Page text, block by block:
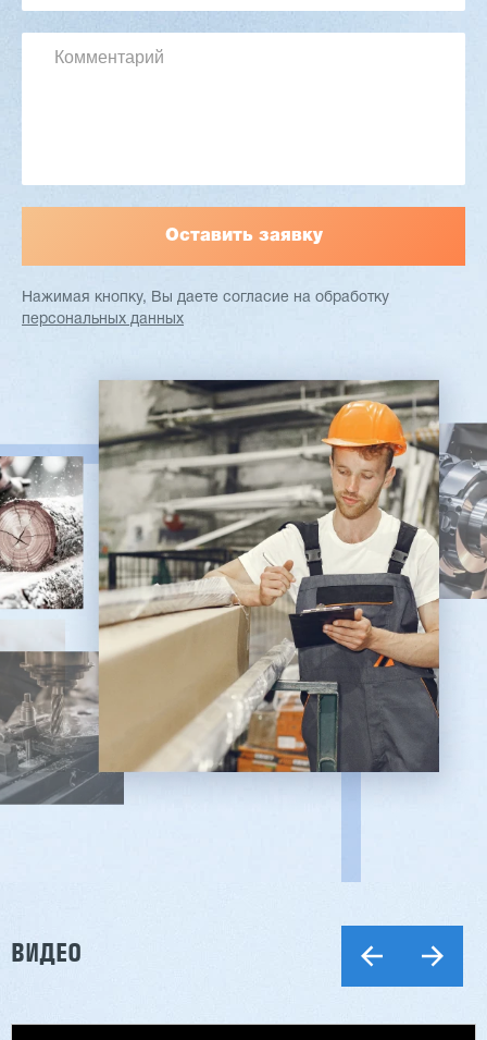
Станок проходного типа
Нажимая кнопку, Вы даете согласие на обработку
персональных данных
ВИДЕО